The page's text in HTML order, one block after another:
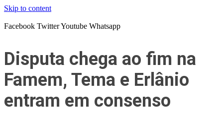
Skip to content
Facebook TwitterYoutube Whatsapp
Disputa chega ao fim na
Famem, Tema e Erlânio
entram em consenso